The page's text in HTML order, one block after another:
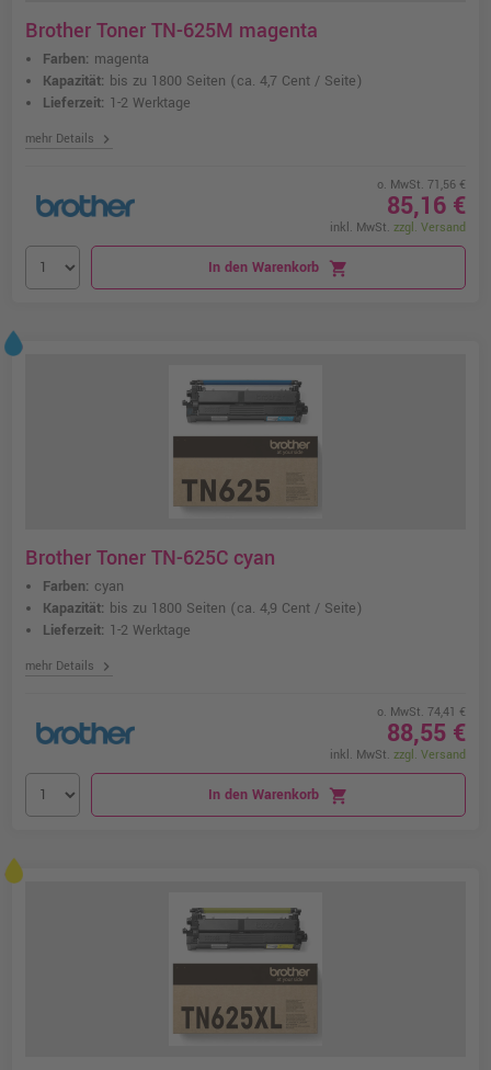
Brother Toner TN-625M magenta
Farben: magenta
Kapazität: bis zu 1800 Seiten (ca. 4,7 Cent / Seite)
Lieferzeit: 1-2 Werktage
mehr Details chevron_right
o. MwSt. 71,56 €
85,16 €
inkl. MwSt. zzgl. Versand
In den Warenkorb shopping_cart
Brother Toner TN-625C cyan
Farben: cyan
Kapazität: bis zu 1800 Seiten (ca. 4,9 Cent / Seite)
Lieferzeit: 1-2 Werktage
mehr Details chevron_right
o. MwSt. 74,41 €
88,55 €
inkl. MwSt. zzgl. Versand
In den Warenkorb shopping_cart